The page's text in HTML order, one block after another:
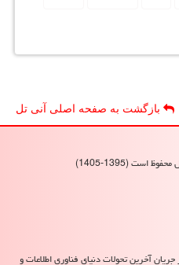
بازگشت به صفحه اصلی آنی تل
آخرین تحولات دنیای فناوری اطلاعات و